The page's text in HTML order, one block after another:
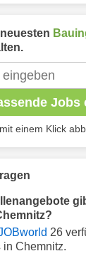
Jobs
einem Klick
26
in Chemnitz.